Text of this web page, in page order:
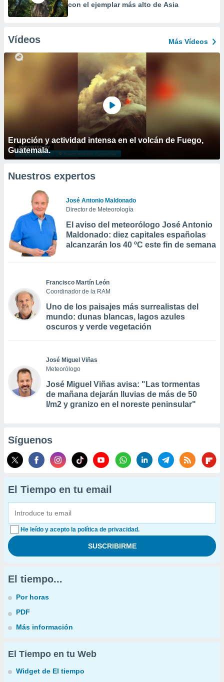
con el ejemplar más alto de Asia
Vídeos Más Vídeos
Erupción y actividad intensa en el volcán de Fuego,
Guatemala.
Nuestros expertos
José Antonio Maldonado
Director de Meteorología
El aviso del meteorólogo José Antonio
Maldonado: diez capitales españolas
alcanzarán los 40 ºC este fin de semana
Francisco Martín León
Coordinador de la RAM
Uno de los paisajes más surrealistas del
mundo: dunas blancas, lagos azules
oscuros y verde vegetación
José Miguel Viñas
Meteorólogo
José Miguel Viñas avisa: "Las tormentas
de mañana dejarán lluvias de más de 50
l/m2 y granizo en el noreste peninsular"
Síguenos
El Tiempo en tu email
He leído y acepto la política de privacidad.
El tiempo...
Por horas
PDF
Más información
El Tiempo en tu Web
Widget de El tiempo